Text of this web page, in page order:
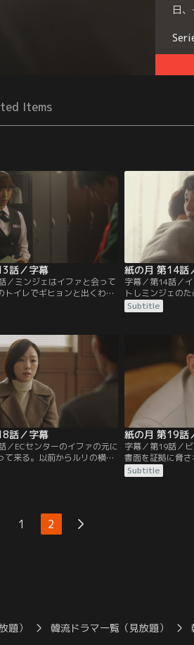
日
Items
話／字幕
／ミンジェはイファと会って
トイレでギヒョンと出くわ
に気づいたミンジェとホテル
に偶然やって来た副社長の妻
ルリは彼氏に呼び出された店
わされるが、そこにイファが
紙の月 第14話
字幕／第14話／
トしミンジェの
をそろえる。ミ
ブランド品をま
れ返すと話す。
言われ…。
Subtitle
話／字幕
／ECセンターのイファの元に
て来る。以前からルリの横領
と話すナ代理は、支店の監査
て出勤してこないルリを案
シクが意外な人物を連れてき
紙の月 第19話
字幕／第19話／
書面を証拠に脅
カンパニーの手
まう。さらに、
Subtitle
1 2
題） 韓流ドラマ一覧（見放題）